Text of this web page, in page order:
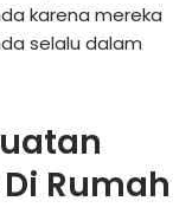
karena mereka
selalu dalam
Rumah